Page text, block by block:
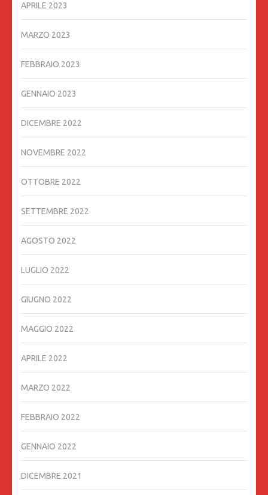
APRILE 2023
MARZO 2023
FEBBRAIO 2023
GENNAIO 2023
DICEMBRE 2022
NOVEMBRE 2022
OTTOBRE 2022
SETTEMBRE 2022
AGOSTO 2022
LUGLIO 2022
GIUGNO 2022
MAGGIO 2022
APRILE 2022
MARZO 2022
FEBBRAIO 2022
GENNAIO 2022
DICEMBRE 2021